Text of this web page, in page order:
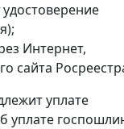
Интернет,
сайта
уплате
уплате